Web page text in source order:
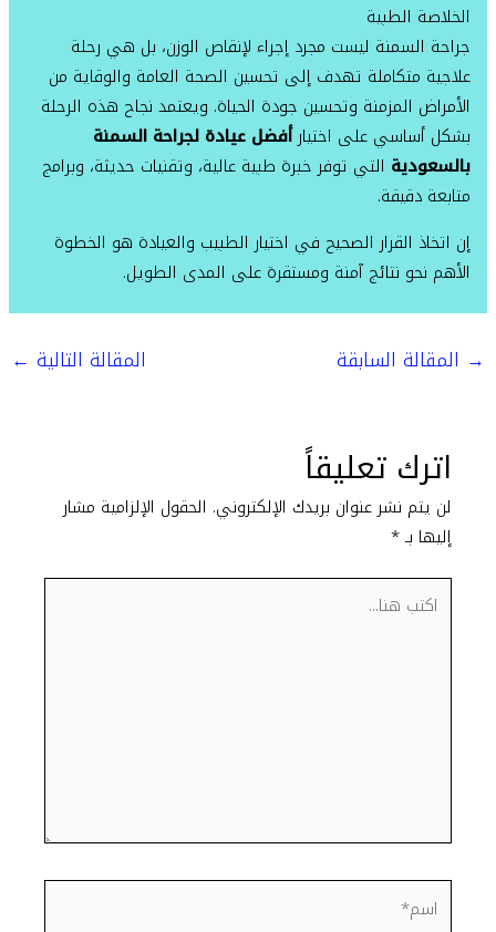
الخلاصة الطبية
جراحة السمنة ليست مجرد إجراء لإنقاص الوزن، بل هي رحلة
علاجية متكاملة تهدف إلى تحسين الصحة العامة والوقاية من
الأمراض المزمنة وتحسين جودة الحياة. ويعتمد نجاح هذه الرحلة
بشكل أساسي على اختيارأفضل عيادة لجراحة السمنة
بالسعودية التي توفر خبرة طبية عالية، وتقنيات حديثة، وبرامج
متابعة دقيقة.
إن اتخاذ القرار الصحيح في اختيار الطبيب والعيادة هو الخطوة
الأهم نحو نتائج آمنة ومستقرة على المدى الطويل.
→ المقالة السابقة المقالة التالية ←
اترك تعليقاً
لن يتم نشر عنوان بريدك الإلكتروني. الحقول الإلزامية مشار
إليها بـ*
اكتب
هنا...